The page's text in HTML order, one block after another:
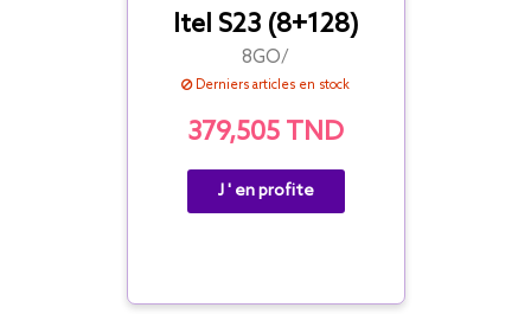
Itel S23 (8+128)
8GO/
Derniers articles en stock
379,505 TND
J ' en profite